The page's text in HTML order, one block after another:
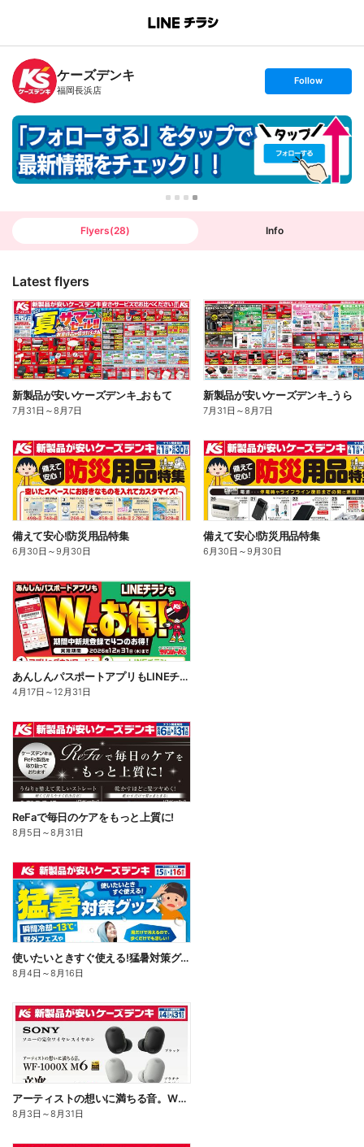
B
n
c
h
T
ケーズデンキ
福岡長浜店
s
t
o
l
l
o
w
Follow
Flyers(28) Info
Latest flyers
新製品が安いケーズデンキ_おもて
7月31日 ～8月7日
新製品が安いケーズデンキ_うら
7月31日 ～8月7日
備えて安心!防災用品特集
6月30日 ～9月30日
備えて安心!防災用品特集
6月30日 ～9月30日
あんしんパスポートアプリもLINEチラシもWでお得!
4月17日 ～12月31日
ReFaで毎日のケアをもっと上質に!
8月5日 ～8月31日
使いたいときすぐ使える!猛暑対策グッズ
8月4日 ～8月16日
アーティストの想いに満ちる音。WF-1000X M6
8月3日 ～8月31日